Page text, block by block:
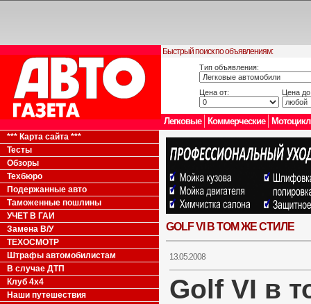
Быстрый поиск по объявлениям:
Тип объявления:
Цена от: Цена
Легковые Коммерческие
*** Карта сайта ***
Тесты
Обзоры
Техбюро
Подержанные авто
Таможенные пошлины
УЧЕТ В ГАИ
Замена В/У
ТЕХОСМОТР
Штрафы автомобилистам
В случае ДТП
Клуб 4x4
Наши путешествия
GOLF VI В ТОМ ЖЕ СТИЛЕ
13.05.2008
Golf VI в